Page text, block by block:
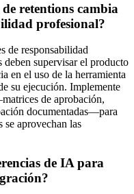
retentions cambia
profesional?
de responsabilidad
supervisar el producto
en el uso de la herramienta
su ejecución. Implemente
de aprobación,
documentadas—para
se aprovechan las
de IA para